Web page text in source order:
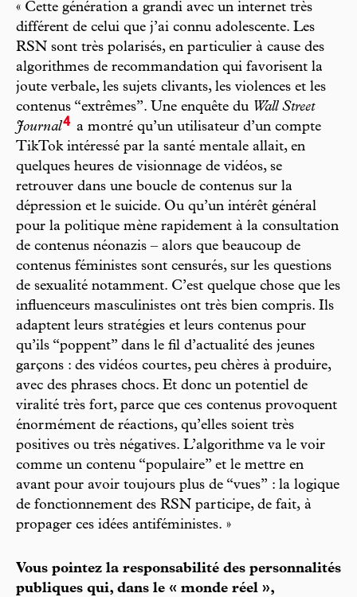
« Cette génération a grandi avec un internet très
différent de celui que j’ai connu adolescente. Les
RSN sont très polarisés, en particulier à cause des
algorithmes de recommandation qui favorisent la
joute verbale, les sujets clivants, les violences et les
contenus “extrêmes”. Une enquête du Wall Street
Journal4 a montré qu’un utilisateur d’un compte
TikTok intéressé par la santé mentale allait, en
quelques heures de visionnage de vidéos, se
retrouver dans une boucle de contenus sur la
dépression et le suicide. Ou qu’un intérêt général
pour la politique mène rapidement à la consultation
de contenus néonazis – alors que beaucoup de
contenus féministes sont censurés, sur les questions
de sexualité notamment. C’est quelque chose que les
influenceurs masculinistes ont très bien compris. Ils
adaptent leurs stratégies et leurs contenus pour
qu’ils “poppent” dans le fil d’actualité des jeunes
garçons : des vidéos courtes, peu chères à produire,
avec des phrases chocs. Et donc un potentiel de
viralité très fort, parce que ces contenus provoquent
énormément de réactions, qu’elles soient très
positives ou très négatives. L’algorithme va le voir
comme un contenu “populaire” et le mettre en
avant pour avoir toujours plus de “vues” : la logique
de fonctionnement des RSN participe, de fait, à
propager ces idées antiféministes. »
Vous pointez la responsabilité des personnalités
publiques qui, dans le « monde réel »,